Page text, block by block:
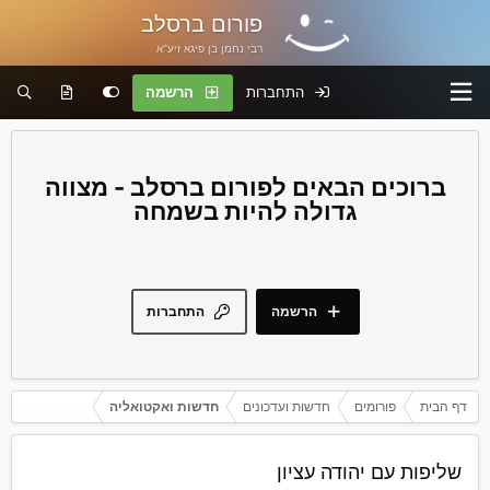
פורום ברסלב
רבי נחמן בן פיגא זיע"א
התחברות הרשמה
פורום ברסלב - מצווה
גדולה להיות בשמחה
התחברות הרשמה
דף הבית פורומים חדשות ועדכונים חדשות ואקטואליה
שליפות עם יהודה עציון